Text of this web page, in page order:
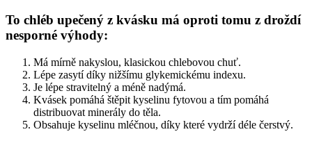
To chléb upečený z kvásku má oproti tomu z droždí
nesporné výhody:
Má mírně nakyslou, klasickou chlebovou chuť.
Lépe zasytí díky nižšímu glykemickému indexu.
Je lépe stravitelný a méně nadýmá.
Kvásek pomáhá štěpit kyselinu fytovou a tím pomáhá
distribuovat minerály do těla.
Obsahuje kyselinu mléčnou, díky které vydrží déle čerstvý.